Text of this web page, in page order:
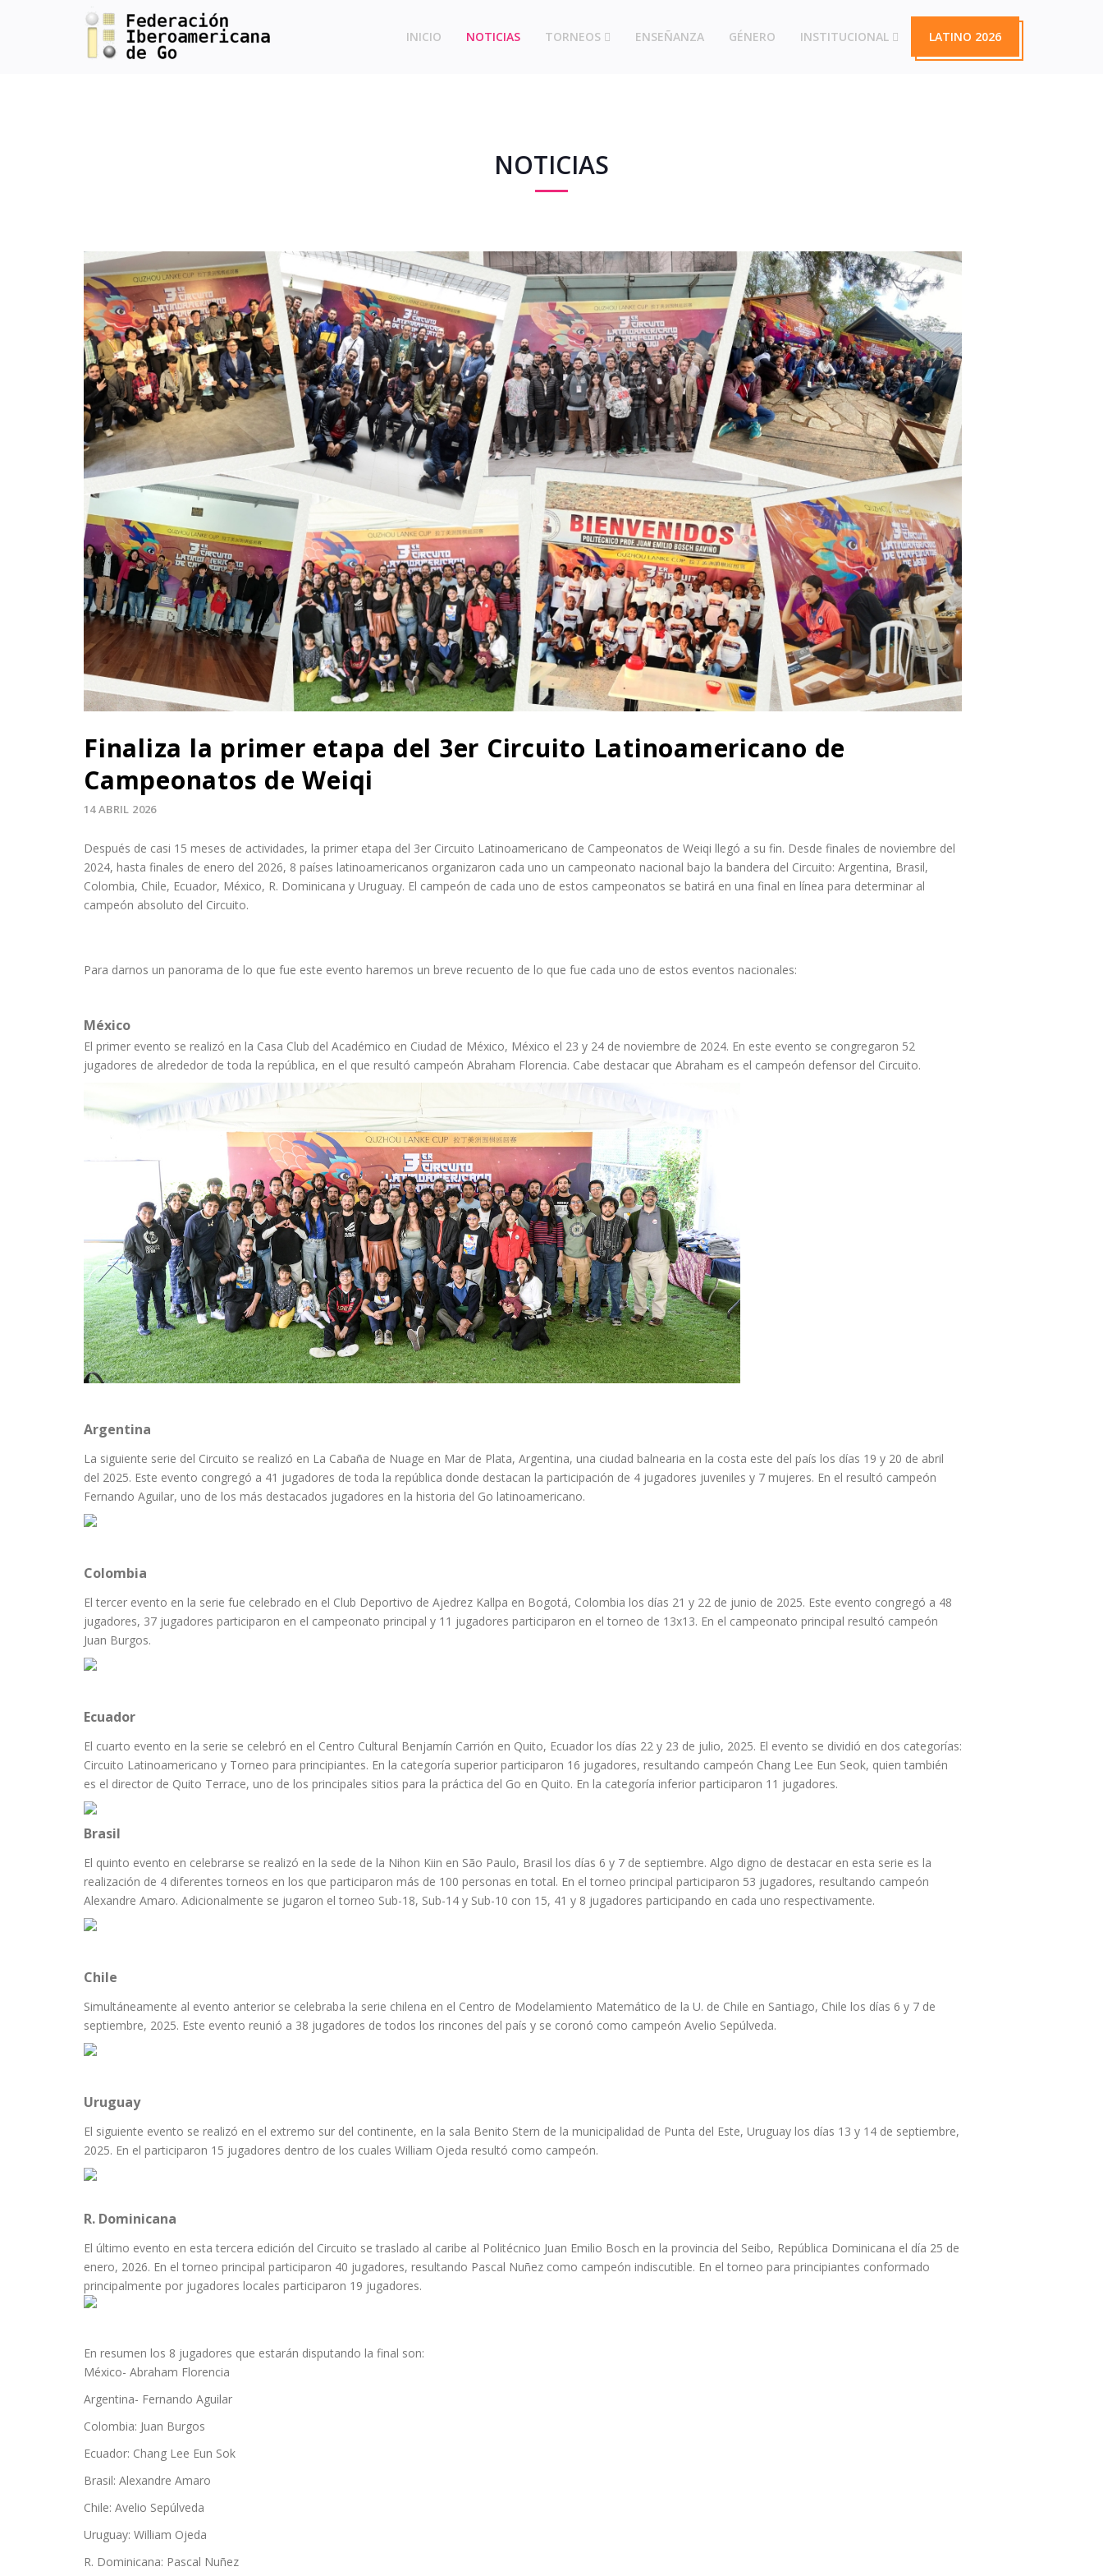
INICIO NOTICIAS TORNEOS ENSEÑANZA GÉNERO INSTITUCIONAL LATINO 2026
NOTICIAS
Finaliza la primer etapa del 3er Circuito Latinoamericano de
Campeonatos de Weiqi
14 ABRIL 2026
Después de casi 15 meses de actividades, la primer etapa del 3er Circuito Latinoamericano de Campeonatos de Weiqi llegó a su fin. Desde finales de noviembre del
2024, hasta finales de enero del 2026, 8 países latinoamericanos organizaron cada uno un campeonato nacional bajo la bandera del Circuito: Argentina, Brasil,
Colombia, Chile, Ecuador, México, R. Dominicana y Uruguay. El campeón de cada uno de estos campeonatos se batirá en una final en línea para determinar al
campeón absoluto del Circuito.
Para darnos un panorama de lo que fue este evento haremos un breve recuento de lo que fue cada uno de estos eventos nacionales:
México
El primer evento se realizó en la Casa Club del Académico en Ciudad de México, México el 23 y 24 de noviembre de 2024. En este evento se congregaron 52
jugadores de alrededor de toda la república, en el que resultó campeón Abraham Florencia. Cabe destacar que Abraham es el campeón defensor del Circuito.
Argentina
La siguiente serie del Circuito se realizó en La Cabaña de Nuage en Mar de Plata, Argentina, una ciudad balnearia en la costa este del país los días 19 y 20 de abril
del 2025. Este evento congregó a 41 jugadores de toda la república donde destacan la participación de 4 jugadores juveniles y 7 mujeres. En el resultó campeón
Fernando Aguilar, uno de los más destacados jugadores en la historia del Go latinoamericano.
Colombia
El tercer evento en la serie fue celebrado en el Club Deportivo de Ajedrez Kallpa en Bogotá, Colombia los días 21 y 22 de junio de 2025. Este evento congregó a 48
jugadores, 37 jugadores participaron en el campeonato principal y 11 jugadores participaron en el torneo de 13x13. En el campeonato principal resultó campeón
Juan Burgos.
Ecuador
El cuarto evento en la serie se celebró en el Centro Cultural Benjamín Carrión en Quito, Ecuador los días 22 y 23 de julio, 2025. El evento se dividió en dos categorías:
Circuito Latinoamericano y Torneo para principiantes. En la categoría superior participaron 16 jugadores, resultando campeón Chang Lee Eun Seok, quien también
es el director de Quito Terrace, uno de los principales sitios para la práctica del Go en Quito. En la categoría inferior participaron 11 jugadores.
Brasil
El quinto evento en celebrarse se realizó en la sede de la Nihon Kiin en São Paulo, Brasil los días 6 y 7 de septiembre. Algo digno de destacar en esta serie es la
realización de 4 diferentes torneos en los que participaron más de 100 personas en total. En el torneo principal participaron 53 jugadores, resultando campeón
Alexandre Amaro. Adicionalmente se jugaron el torneo Sub-18, Sub-14 y Sub-10 con 15, 41 y 8 jugadores participando en cada uno respectivamente.
Chile
Simultáneamente al evento anterior se celebraba la serie chilena en el Centro de Modelamiento Matemático de la U. de Chile en Santiago, Chile los días 6 y 7 de
septiembre, 2025. Este evento reunió a 38 jugadores de todos los rincones del país y se coronó como campeón Avelio Sepúlveda.
Uruguay
El siguiente evento se realizó en el extremo sur del continente, en la sala Benito Stern de la municipalidad de Punta del Este, Uruguay los días 13 y 14 de septiembre,
2025. En el participaron 15 jugadores dentro de los cuales William Ojeda resultó como campeón.
R. Dominicana
El último evento en esta tercera edición del Circuito se traslado al caribe al Politécnico Juan Emilio Bosch en la provincia del Seibo, República Dominicana el día 25 de
enero, 2026. En el torneo principal participaron 40 jugadores, resultando Pascal Nuñez como campeón indiscutible. En el torneo para principiantes conformado
principalmente por jugadores locales participaron 19 jugadores.
En resumen los 8 jugadores que estarán disputando la final son:
México- Abraham Florencia
Argentina- Fernando Aguilar
Colombia: Juan Burgos
Ecuador: Chang Lee Eun Sok
Brasil: Alexandre Amaro
Chile: Avelio Sepúlveda
Uruguay: William Ojeda
R. Dominicana: Pascal Nuñez